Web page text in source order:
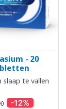
- 20
slaap te vallen
-12%